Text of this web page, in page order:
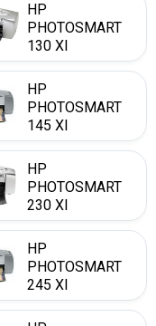
HP
PHOTOSMART
130 XI
HP
PHOTOSMART
145 XI
HP
PHOTOSMART
230 XI
HP
PHOTOSMART
245 XI